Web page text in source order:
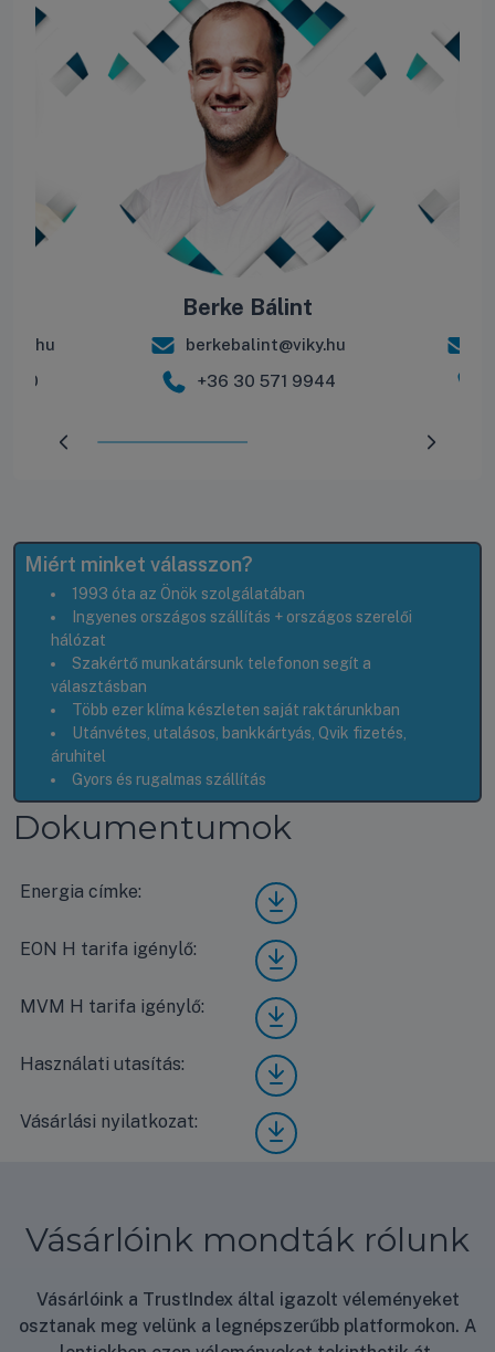
Berke Bálint
berkebalint@viky.hu
+36 30 571 9944
Miért minket válasszon?
1993 óta az Önök szolgálatában
Ingyenes országos szállítás + országos szerelői
hálózat
Szakértő munkatársunk telefonon segít a
választásban
Több ezer klíma készleten saját raktárunkban
Utánvétes, utalásos, bankkártyás, Qvik fizetés,
áruhitel
Gyors és rugalmas szállítás
Dokumentumok
Energia címke:
Mide
a All
Easy
Pro
MEX
-24-
SP-
WIFI
ener
gia
címk
e
EON H tarifa igénylő:
Mide
a All
Easy
Pro
MEX
-24-
SP-
WIFI
EON
H
ylő
MVM H tarifa igénylő:
Mide
a All
Easy
Pro
MEX
-24-
SP-
WIFI
a
ylő
Használati utasítás:
Mide
a All
Easy
Pro
MEX
hasz
útmu
tató
Vásárlási nyilatkozat:
Vásá
rlási
Vásárlóink mondták rólunk
Vásárlóink a TrustIndex által igazolt véleményeket
osztanak meg velünk a legnépszerűbb platformokon. A